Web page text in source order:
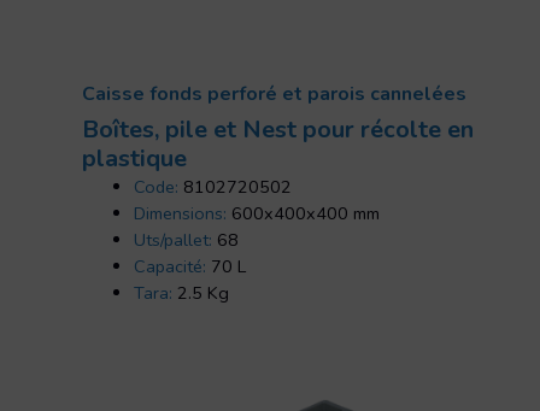
Caisse fonds perforé et parois cannelées
Boîtes, pile et Nest pour récolte en
plastique
Code: 8102720502
Dimensions: 600x400x400 mm
Uts/pallet: 68
Capacité: 70 L
Tara: 2.5 Kg